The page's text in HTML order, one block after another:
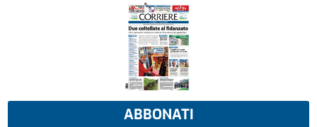
ABBONATI